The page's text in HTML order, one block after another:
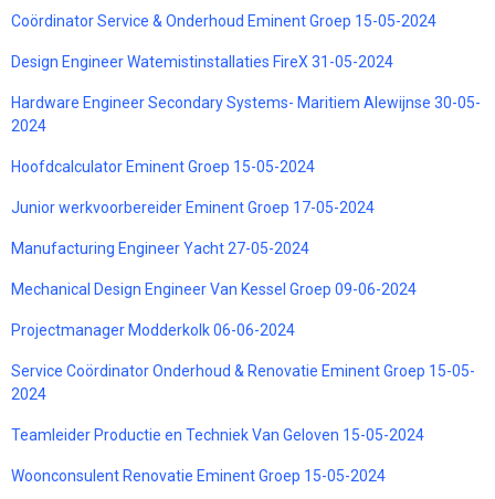
Coördinator Service & Onderhoud Eminent Groep 15-05-2024
Design Engineer Watemistinstallaties FireX 31-05-2024
Hardware Engineer Secondary Systems- Maritiem Alewijnse 30-05-
2024
Hoofdcalculator Eminent Groep 15-05-2024
Junior werkvoorbereider Eminent Groep 17-05-2024
Manufacturing Engineer Yacht 27-05-2024
Mechanical Design Engineer Van Kessel Groep 09-06-2024
Projectmanager Modderkolk 06-06-2024
Service Coördinator Onderhoud & Renovatie Eminent Groep 15-05-
2024
Teamleider Productie en Techniek Van Geloven 15-05-2024
Woonconsulent Renovatie Eminent Groep 15-05-2024